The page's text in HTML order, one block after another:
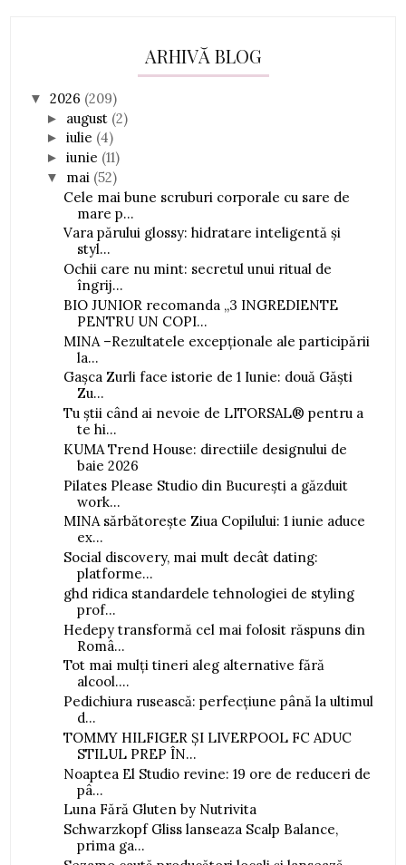
ARHIVĂ BLOG
▼2026 (209)
► august (2)
►iulie (4)
►iunie (11)
▼ mai (52)
Cele mai bune scruburi corporale cu sare de
mare p...
Vara părului glossy: hidratare inteligentă și
styl...
Ochii care nu mint: secretul unui ritual de
îngrij...
BIO JUNIOR recomanda „3 INGREDIENTE
PENTRU UN COPI...
MINA –Rezultatele excepționale ale participării
la...
Gașca Zurli face istorie de 1 Iunie: două Găști
Zu...
Tu știi când ai nevoie de LITORSAL® pentru a
te hi...
KUMA Trend House: directiile designului de
baie 2026
Pilates Please Studio din București a găzduit
work...
MINA sărbătorește Ziua Copilului: 1 iunie aduce
ex...
Social discovery, mai mult decât dating:
platforme...
ghd ridica standardele tehnologiei de styling
prof...
Hedepy transformă cel mai folosit răspuns din
Româ...
Tot mai mulți tineri aleg alternative fără
alcool....
Pedichiura rusească: perfecțiune până la ultimul
d...
TOMMY HILFIGER ȘI LIVERPOOL FC ADUC
STILUL PREP ÎN...
Noaptea El Studio revine: 19 ore de reduceri de
pâ...
Luna Fără Gluten by Nutrivita
Schwarzkopf Gliss lanseaza Scalp Balance,
prima ga...